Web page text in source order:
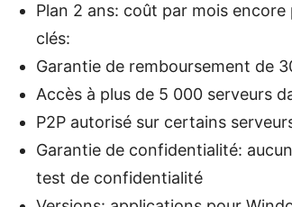
Plan 2 ans: coût par mois
clés:
Garantie de remboursement de
Accès à plus de 5 000 serveurs
P2P autorisé sur certains
Garantie de confidentialité:
test de confidentialité